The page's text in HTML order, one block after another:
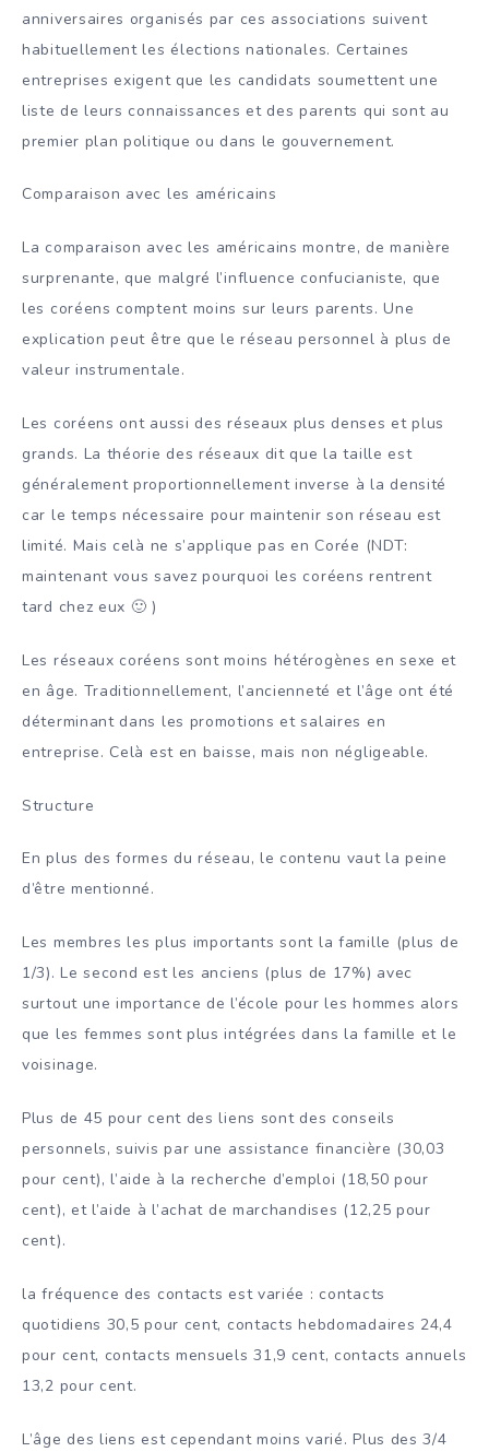
anniversaires organisés par ces associations suivent
habituellement les élections nationales. Certaines
entreprises exigent que les candidats soumettent une
liste de leurs connaissances et des parents qui sont au
premier plan politique ou dans le gouvernement.
Comparaison avec les américains
La comparaison avec les américains montre, de manière
surprenante, que malgré l’influence confucianiste, que
les coréens comptent moins sur leurs parents. Une
explication peut être que le réseau personnel à plus de
valeur instrumentale.
Les coréens ont aussi des réseaux plus denses et plus
grands. La théorie des réseaux dit que la taille est
généralement proportionnellement inverse à la densité
car le temps nécessaire pour maintenir son réseau est
limité. Mais celà ne s’applique pas en Corée (NDT:
maintenant vous savez pourquoi les coréens rentrent
tard chez eux 🙂 )
Les réseaux coréens sont moins hétérogènes en sexe et
en âge. Traditionnellement, l’ancienneté et l’âge ont été
déterminant dans les promotions et salaires en
entreprise. Celà est en baisse, mais non négligeable.
Structure
En plus des formes du réseau, le contenu vaut la peine
d’être mentionné.
Les membres les plus importants sont la famille (plus de
1/3). Le second est les anciens (plus de 17%) avec
surtout une importance de l’école pour les hommes alors
que les femmes sont plus intégrées dans la famille et le
voisinage.
Plus de 45 pour cent des liens sont des conseils
personnels, suivis par une assistance financière (30,03
pour cent), l’aide à la recherche d’emploi (18,50 pour
cent), et l’aide à l’achat de marchandises (12,25 pour
cent).
la fréquence des contacts est variée : contacts
quotidiens 30,5 pour cent, contacts hebdomadaires 24,4
pour cent, contacts mensuels 31,9 cent, contacts annuels
13,2 pour cent.
L’âge des liens est cependant moins varié. Plus des 3/4